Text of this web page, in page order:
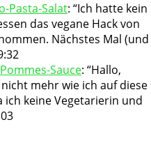
Pasta-Salat: “Ich hatte kein
das vegane Hack von
Nächstes Mal (und
Sauce: “Hallo,
mehr wie ich auf diese
ich keine Vegetarierin und